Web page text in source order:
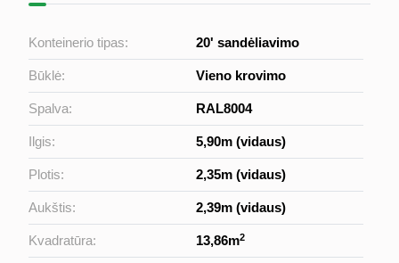
Konteinerio tipas: 20' sandėliavimo
Būklė: Vieno krovimo
Spalva: RAL8004
Ilgis: 5,90m (vidaus)
Plotis: 2,35m (vidaus)
Aukštis: 2,39m (vidaus)
Kvadratūra: 13,86m2